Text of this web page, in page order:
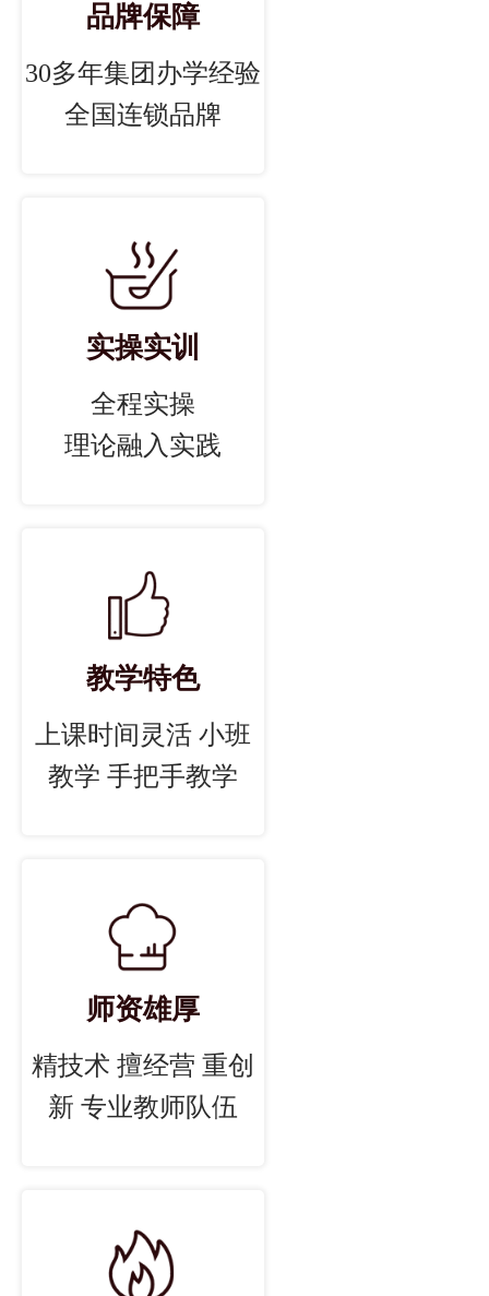
品牌保障
30多年集团办学经验
全国连锁品牌
实操实训
全程实操
理论融入实践
教学特色
上课时间灵活 小班
教学 手把手教学
师资雄厚
精技术 擅经营 重创
新 专业教师队伍